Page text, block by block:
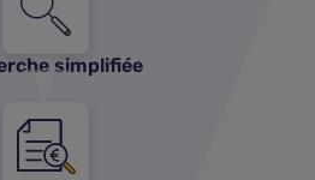
simplifiée